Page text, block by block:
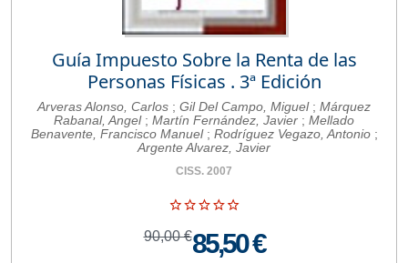
Guía Impuesto Sobre la Renta de las
Personas Físicas . 3ª Edición
Arveras Alonso, Carlos ; Gil Del Campo, Miguel ; Márquez
Rabanal, Angel ; Martín Fernández, Javier ; Mellado
Benavente, Francisco Manuel ; Rodríguez Vegazo, Antonio ;
Argente Alvarez, Javier
CISS. 2007
90,00 €85,50 €